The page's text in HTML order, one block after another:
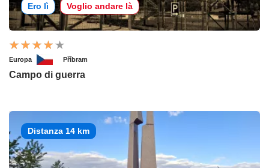
Ero lì Voglio andare là
Europa Příbram
Campo di guerra
Distanza 14 km